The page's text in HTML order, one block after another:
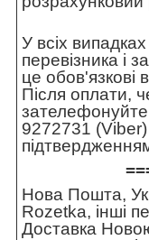
У всіх
перевізника і
це обов'язкові
Після оплати,
9272731
Нова Пошта,
Rozetka, інші
Доставка